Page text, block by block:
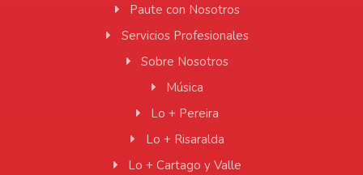
Paute con Nosotros
Servicios Profesionales
Sobre Nosotros
Música
Lo + Pereira
Lo + Risaralda
Lo + Cartago y Valle